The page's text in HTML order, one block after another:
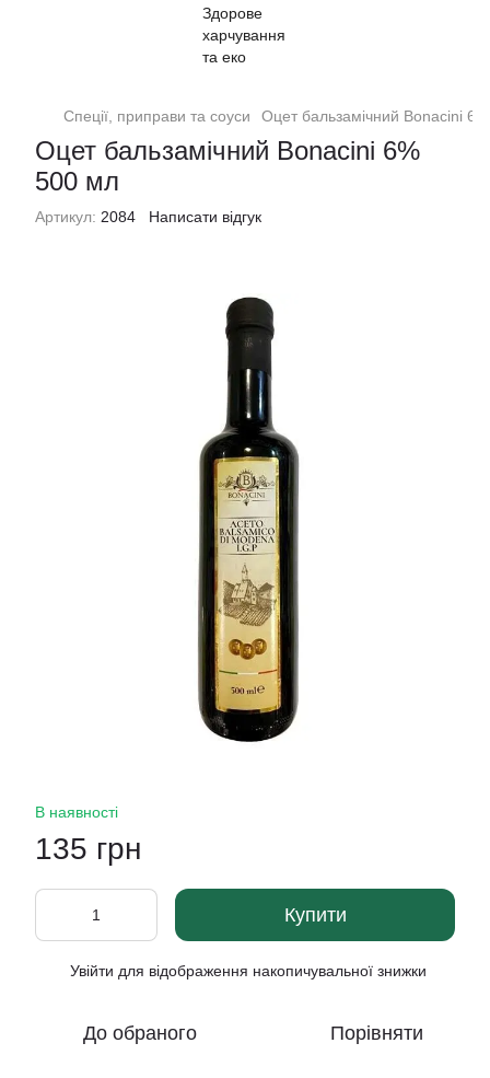
Спеції, приправи та соуси Оцет бальзамічний Bonacini
Оцет бальзамічний Bonacini 6%
500 мл
Артикул: 2084 Написати відгук
В наявності
135 грн
Купити
Увійти для відображення накопичувальної знижки
До обраного Порівняти